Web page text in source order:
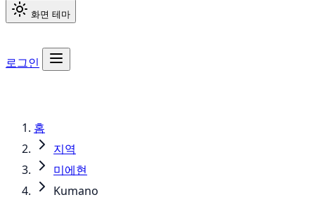
화면 테마
로그인
홈
지역
미에현
Kumano